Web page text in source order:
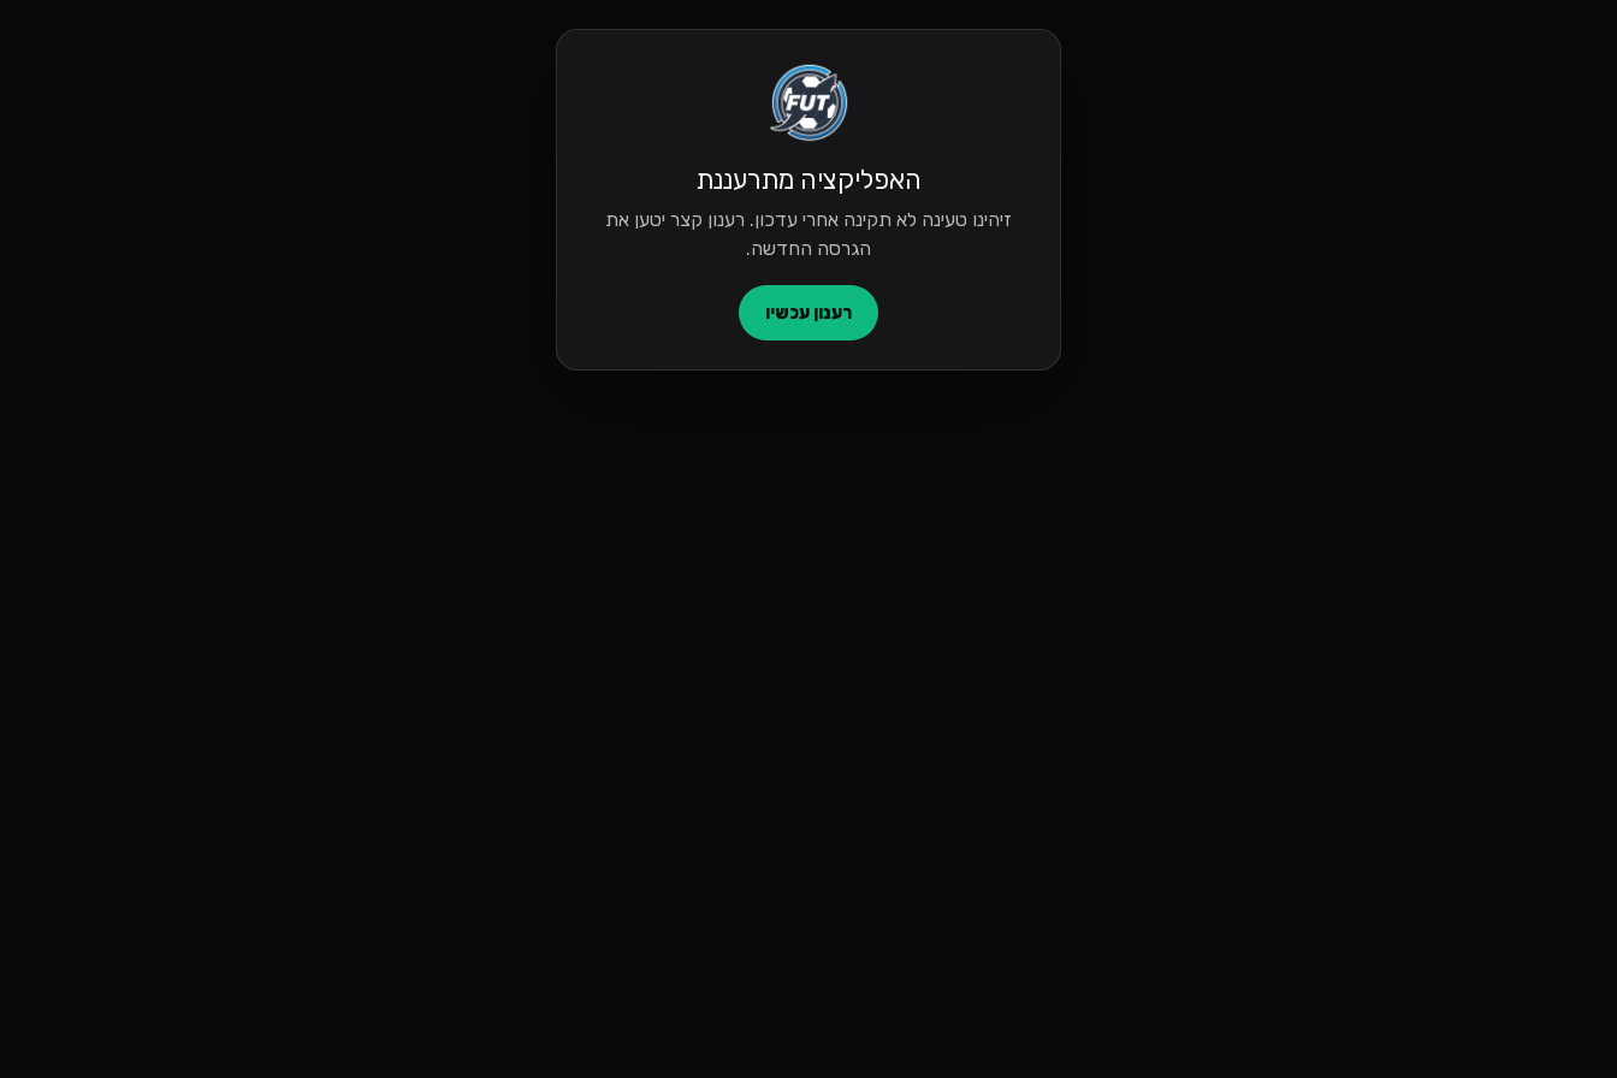
האפליקציה מתרעננת
זיהינו טעינה לא תקינה אחרי עדכון. רענון קצר יטען את
הגרסה החדשה.
רענון עכשיו